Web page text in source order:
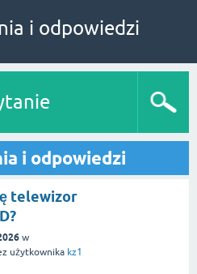
i odpowiedzi
i odpowiedzi
telewizor
w
użytkownika kz1